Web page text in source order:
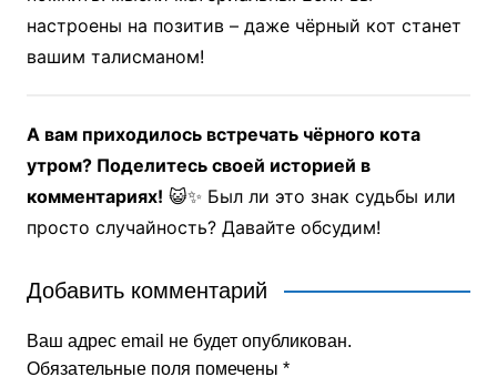
настроены на позитив – даже чёрный кот станет
вашим талисманом!
А вам приходилось встречать чёрного кота
утром? Поделитесь своей историей в
комментариях! 😺✨ Был ли это знак судьбы или
просто случайность? Давайте обсудим!
Добавить комментарий
Ваш адрес email не будет опубликован.
Обязательные поля помечены *